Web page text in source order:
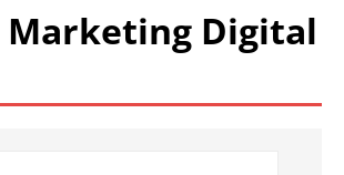
Marketing Digital